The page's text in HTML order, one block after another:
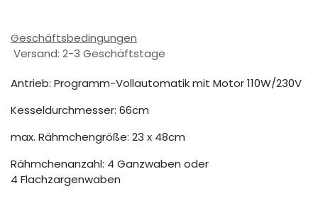
Geschäftsbedingungen
Versand: 2-3 Geschäftstage
Antrieb: Programm-Vollautomatik mit Motor 110W/230V
Kesseldurchmesser: 66cm
max. Rähmchengröße: 23 x 48cm
Rähmchenanzahl: 4 Ganzwaben oder
4 Flachzargenwaben